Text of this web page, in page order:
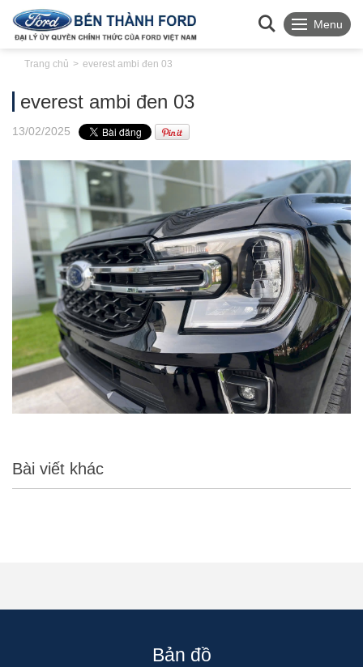
Menu
Trang chủ everest ambi đen 03
everest ambi đen 03
13/02/2025
Bài viết khác
Bản đồ